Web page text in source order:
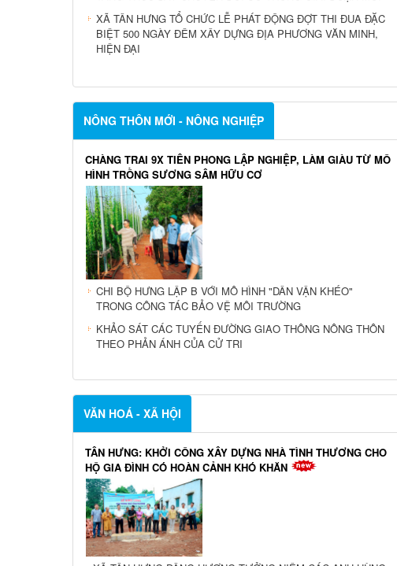
ĐẢNG VIÊN TIÊN PHONG HỌC TẬP KỸ NĂNG SỐ – NỀN
TẢNG THÚC ĐẨY CHUYỂN ĐỔI SỐ TRONG GIAI ĐOẠN MỚI
XÃ TÂN HƯNG TỔ CHỨC LỄ PHÁT ĐỘNG ĐỢT THI ĐUA ĐẶC
BIỆT 500 NGÀY ĐÊM XÂY DỰNG ĐỊA PHƯƠNG VĂN MINH,
HIỆN ĐẠI
NÔNG THÔN MỚI - NÔNG NGHIỆP
CHÀNG TRAI 9X TIÊN PHONG LẬP NGHIỆP, LÀM GIÀU TỪ MÔ
HÌNH TRỒNG SƯƠNG SÂM HỮU CƠ
CHI BỘ HƯNG LẬP B VỚI MÔ HÌNH "DÂN VẬN KHÉO"
TRONG CÔNG TÁC BẢO VỆ MÔI TRƯỜNG
KHẢO SÁT CÁC TUYẾN ĐƯỜNG GIAO THÔNG NÔNG THÔN
THEO PHẢN ÁNH CỦA CỬ TRI
VĂN HOÁ - XÃ HỘI
TÂN HƯNG: KHỞI CÔNG XÂY DỰNG NHÀ TÌNH THƯƠNG CHO